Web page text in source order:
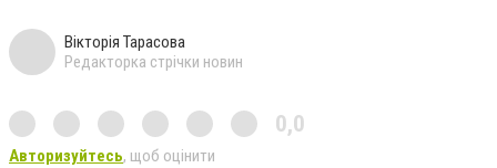
Вікторія Тарасова
Редакторка стрічки новин
0,0
Авторизуйтесь, щоб оцінити